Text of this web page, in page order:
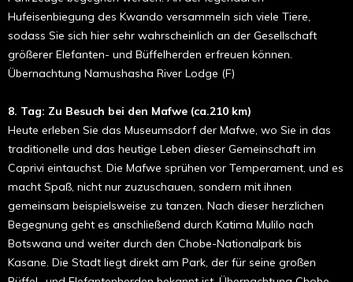
Hufeisenbiegung des Kwando versammeln sich viele Tiere,
sodass Sie sich hier sehr wahrscheinlich an der Gesellschaft
größerer Elefanten- und Büffelherden erfreuen können.
Übernachtung Namushasha River Lodge (F)
8. Tag: Zu Besuch bei den Mafwe (ca.210 km)
Heute erleben Sie das Museumsdorf der Mafwe, wo Sie in das
traditionelle und das heutige Leben dieser Gemeinschaft im
Caprivi eintauchst. Die Mafwe sprühen vor Temperament, und es
macht Spaß, nicht nur zuzuschauen, sondern mit ihnen
gemeinsam beispielsweise zu tanzen. Nach dieser herzlichen
Begegnung geht es anschließend durch Katima Mulilo nach
Botswana und weiter durch den Chobe-Nationalpark bis
Kasane. Die Stadt liegt direkt am Park, der für seine großen